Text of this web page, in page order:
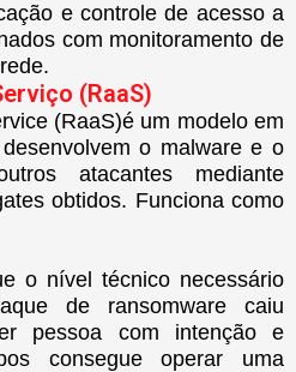
e controle de acesso a
com monitoramento de
(RaaS)
(RaaS)é um modelo em
o malware e o
atacantes mediante
obtidos. Funciona como
o nível técnico necessário
de ransomware caiu
pessoa com intenção e
consegue operar uma